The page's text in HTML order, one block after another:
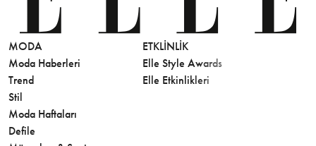
MODA
Moda Haberleri
Trend
Stil
Moda Haftaları
Defile
ETKLINLIK
Elle Style Awards
Elle Etkinlikleri